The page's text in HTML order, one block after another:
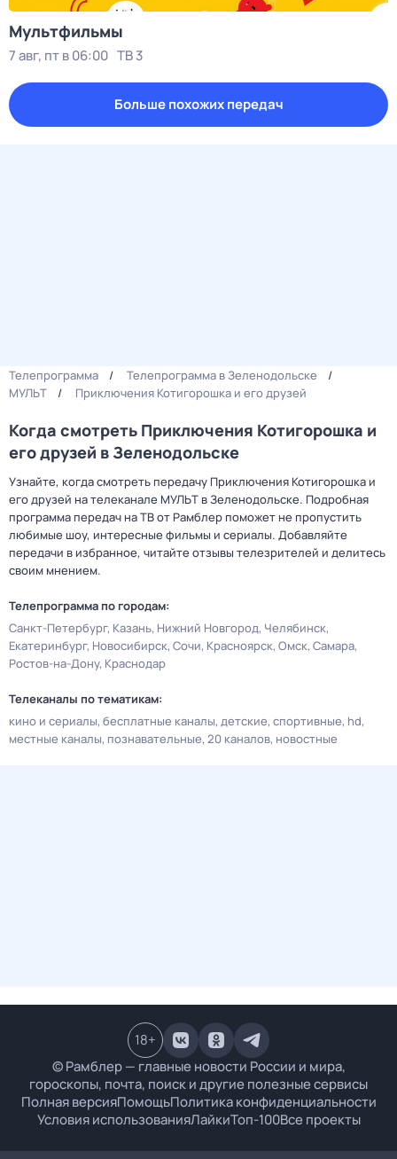
Мультфильмы
7 авг, пт в 06:00 ТВ 3
Больше похожих передач
Телепрограмма
Телепрограмма в Зеленодольске
МУЛЬТ
Приключения Котигорошка и его друзей
Когда смотреть Приключения Котигорошка и
его друзей в Зеленодольске
Узнайте, когда смотреть передачу Приключения Котигорошка и
его друзей на телеканале МУЛЬТ в Зеленодольске. Подробная
программа передач на ТВ от Рамблер поможет не пропустить
любимые шоу, интересные фильмы и сериалы. Добавляйте
передачи в избранное, читайте отзывы телезрителей и делитесь
своим мнением.
Телепрограмма по городам:
Санкт-Петербург Казань Нижний Новгород Челябинск
Екатеринбург Новосибирск Сочи Красноярск Омск Самара
Ростов-на-Дону Краснодар
Телеканалы по тематикам:
кино и сериалы бесплатные каналы детские спортивные hd
местные каналы познавательные 20 каналов новостные
© Рамблер — главные новости России и мира,
гороскопы, почта, поиск и другие полезные сервисы
Полная версияПомощьПолитика конфиденциальности
Условия использованияЛайкиТоп-100Все проекты
18+